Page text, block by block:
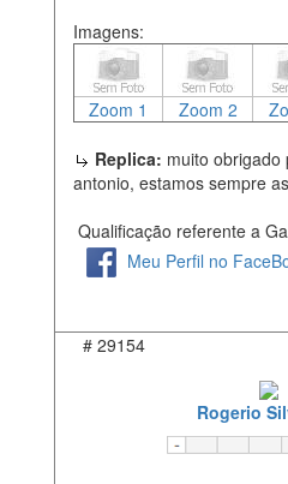
Imagens:
Zoom 1 Zoom 2
Replica: muito obrigado
antonio, estamos sempre
Qualificação referente a
Meu Perfil no
# 29154
Rogerio